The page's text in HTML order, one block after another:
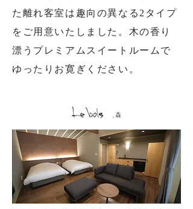
た離れ客室は趣向の異なる2タイプ
を ご用意いたしました。木の香り
漂うプレミアムスイートルームで
ゆったりお寛ぎください。